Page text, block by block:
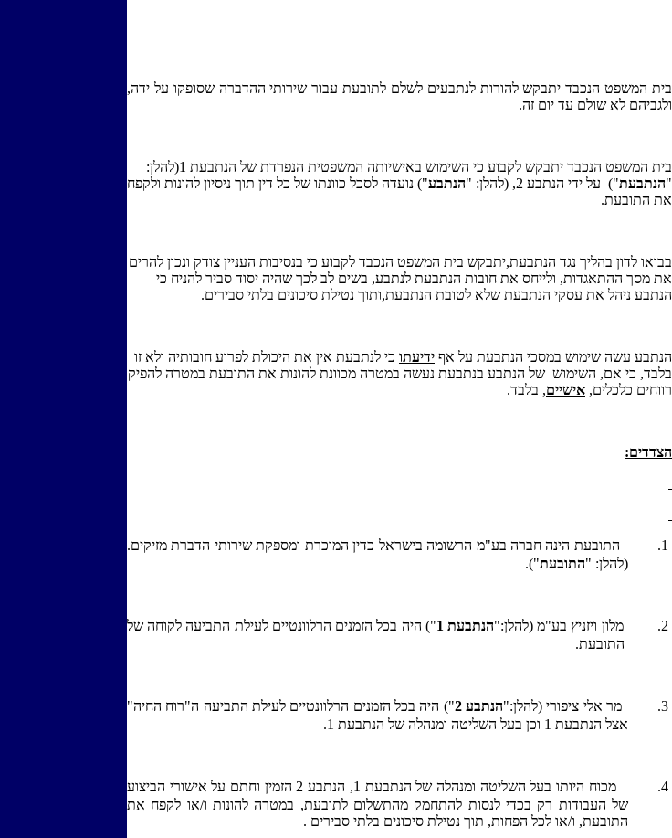
בית המשפט הנכבד יתבקש להורות לנתבעים לשלם לתובעת עבור שירותי ההדברה שסופקו על ידה,
ולגביהם לא שולם עד יום זה.
בית המשפט הנכבד יתבקש לקבוע כי השימוש באישיותה המשפטית הנפרדת של הנתבעת 1(להלן:
"הנתבעת") על ידי הנתבע 2, (להלן: " הנתבע") נועדה לסכל כוונתו של כל דין תוך ניסיון להונות ולקפח
את התובעת.
בבואו לדון בהליך נגד הנתבעת,יתבקש בית המשפט הנכבד לקבוע כי בנסיבות העניין צודק ונכון להרים
את מסך ההתאגדות, ולייחס את חובות הנתבעת לנתבע, בשים לב לכך שהיה יסוד סביר להניח כי
הנתבע ניהל את עסקי הנתבעת שלא לטובת הנתבעת,ותוך נטילת סיכונים בלתי סבירים.
הנתבע עשה שימוש במסכי הנתבעת על אף ידיעתו כי לנתבעת אין את היכולת לפרוע חובותיה ולא זו
בלבד, כי אם, השימוש של הנתבע בנתבעת נעשה במטרה מכוונת להונות את התובעת במטרה להפיק
רווחים כלכלים, אישיים, בלבד.
הצדדים:
1.
התובעת הינה חברה בע"מ הרשומה בישראל כדין המוכרת ומספקת שירותי הדברת מזיקים.
(להלן: "התובעת").
2. מלון ויזניץ בע"מ (להלן:"הנתבעת 1") היה בכל הזמנים הרלוונטיים לעילת התביעה לקוחה של
התובעת.
3. מר אלי ציפורי (להלן:"הנתבע 2 ") היה בכל הזמנים הרלוונטיים לעילת התביעה ה"רוח החיה"
אצל הנתבעת 1 וכן בעל השליטה ומנהלה של הנתבעת 1.
4.
מכוח היותו בעל השליטה ומנהלה של הנתבעת 1, הנתבע 2 הזמין וחתם על אישורי הביצוע
של העבודות רק בכדי לנסות להתחמק מהתשלום לתובעת, במטרה להונות ו/או לקפח את
התובעת, ו/או לכל הפחות, תוך נטילת סיכונים בלתי סבירים .